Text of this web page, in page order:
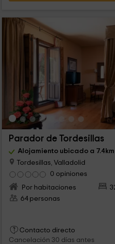
Parador de Tordesillas
Alojamiento ubicado a
Tordesillas, Valladolid
0 opiniones
Por habitaciones
64 personas
Contacto directo
Cancelación 30 días antes